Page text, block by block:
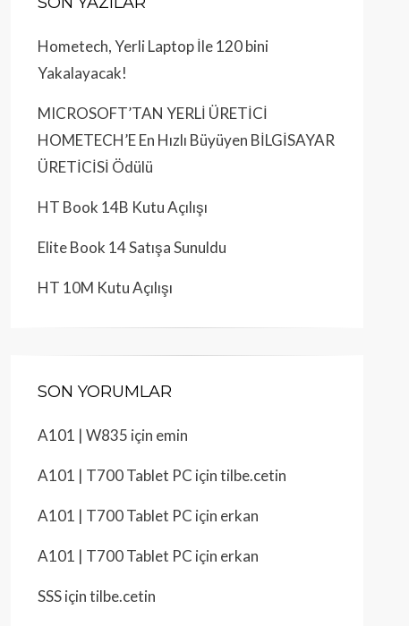
Hometech, Yerli Laptop İle 120 bini
Yakalayacak!
MICROSOFT’TAN YERLİ ÜRETİCİ
HOMETECH’E En Hızlı Büyüyen BİLGİSAYAR
ÜRETİCİSİ Ödülü
HT Book 14B Kutu Açılışı
Elite Book 14 Satışa Sunuldu
HT 10M Kutu Açılışı
SON YORUMLAR
A101 | W835 için emin
A101 | T700 Tablet PC içintilbe.cetin
A101 | T700 Tablet PC için erkan
A101 | T700 Tablet PC için erkan
SSSiçintilbe.cetin